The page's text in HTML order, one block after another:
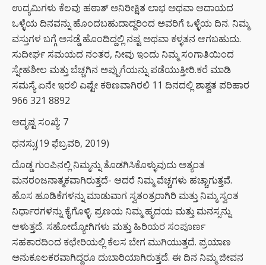
ಉದ್ಯಮಿಗಳು ಕೆಲವು ಹಠಾತ್ ಅನಿರೀಕ್ಷಿತ ಲಾಭ ಅಥವಾ ಆದಾಯದ
ಒಳ್ಳೆಯ ದಿನವನ್ನು ಹೊಂದಬಹುದಾದ್ದರಿಂದ ಅವರಿಗೆ ಒಳ್ಳೆಯ ದಿನ. ನಿಮ್ಮ
ವಸ್ತುಗಳ ಬಗ್ಗೆ ಅಸಡ್ಡೆ ಹೊಂದಿದ್ದಲ್ಲಿ ನಷ್ಟ ಅಥವಾ ಕಳ್ಳತನ ಆಗಬಹುದು.
ಸುದೀರ್ಘ ಸಮಯದ ನಂತರ, ನೀವು ಇಂದು ನಿಮ್ಮ ಸಂಗಾತಿಯಿಂದ
ಸ್ನೇಹಶೀಲ ಮತ್ತು ಬೆಚ್ಚಗಿನ ಅಪ್ಪುಗೆಯನ್ನು ಪಡೆಯುತ್ತೀರಿ.ಕರೆ ಮಾಡಿ
ಸಮಸ್ಯೆ ಏನೇ ಇರಲಿ ಎಷ್ಟೇ ಕಠಿಣವಾಗಿರಲಿ 11 ದಿನದಲ್ಲಿ ಶಾಶ್ವತ ಪರಿಹಾರ
966 321 8892
ಅದೃಷ್ಟ ಸಂಖ್ಯೆ: 7
ಧನಸ್ಸು(19 ಫೆಬ್ರವರಿ, 2019)
ದೊಡ್ಡ ಗುಂಪಿನಲ್ಲಿ ನಿಮ್ಮನ್ನು ತೊಡಗಿಸಿಕೊಳ್ಳುವುದು ಅತ್ಯಂತ
ಮನರಂಜನಾತ್ಮಕವಾಗಿರುತ್ತದೆ- ಆದರೆ ನಿಮ್ಮ ವೆಚ್ಚಗಳು ಹಚ್ಚಾಗುತ್ತವೆ.
ಹೊಸ ಹೂಡಿಕೆಗಳನ್ನು ಮಾಡುವಾಗ ಸ್ವತಂತ್ರರಾಗಿರಿ ಮತ್ತು ನಿಮ್ಮ ಸ್ವಂತ
ನಿರ್ಧಾರಗಳನ್ನು ಕೈಗೊಳ್ಳಿ. ಪ್ರಣಯ ನಿಮ್ಮ ಹೃದಯ ಮತ್ತು ಮನಸ್ಸನ್ನು
ಆಳುತ್ತದೆ. ಸಹೋದ್ಯೋಗಿಗಳು ಮತ್ತು ಹಿರಿಯರ ಸಂಪೂರ್ಣ
ಸಹಕಾರದಿಂದ ಕಛೇರಿಯಲ್ಲಿ ಕೆಲಸ ಬೇಗ ಮುಗಿಯುತ್ತದೆ. ಪ್ರಯಾಣ
ಅನುಕೂಲಕರವಾಗಿದ್ದರೂ ದುಬಾರಿಯಾಗಿರುತ್ತದೆ. ಈ ದಿನ ನಿಮ್ಮ ಜೀವನ